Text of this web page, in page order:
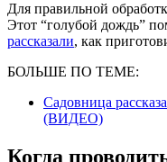
Для правильной
Этот “голубой дождь”
рассказали, как
БОЛЬШЕ ПО ТЕМЕ:
Садовница
(ВИДЕО)
Когда